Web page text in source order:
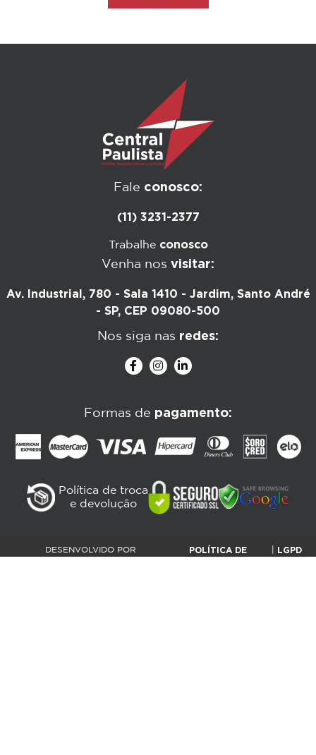
Fale conosco:
(11) 3231-2377
Trabalhe conosco
Venha nos visitar:
Av. Industrial, 780 - Sala 1410 - Jardim, Santo André
- SP, CEP 09080-500
Nos siga nas redes:
Formas de pagamento:
Política de troca
e devolução
DESENVOLVIDO POR
POLÍTICA DE
LGPD